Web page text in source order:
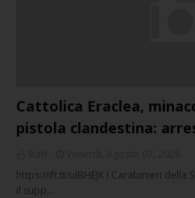
Cattolica Eraclea,
pistola clandestina:
https://ift.tt/ulBHEJK I Carabinieri della
il supp…